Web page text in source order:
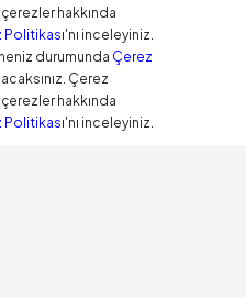
hakkında
Politikası'nı inceleyiniz.
durumunda Çerez
Çerez
hakkında
Politikası'nı inceleyiniz.